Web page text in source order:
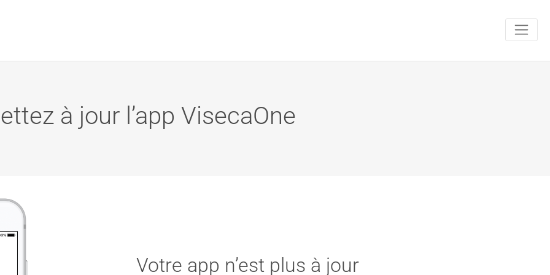
à jour l’app VisecaOne
Votre app n’est plus à jour